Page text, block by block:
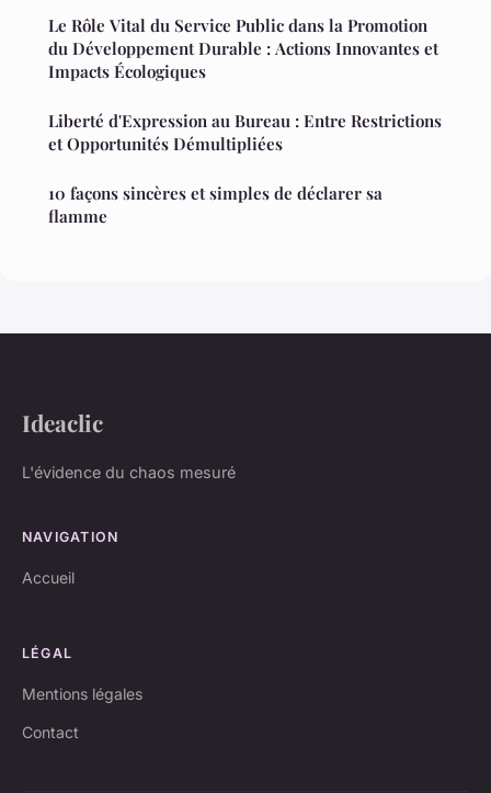
Le Rôle Vital du Service Public dans la Promotion
du Développement Durable : Actions Innovantes et
Impacts Écologiques
Liberté d'Expression au Bureau : Entre Restrictions
et Opportunités Démultipliées
10 façons sincères et simples de déclarer sa
flamme
Ideaclic
L'évidence du chaos mesuré
NAVIGATION
Accueil
LÉGAL
Mentions légales
Contact